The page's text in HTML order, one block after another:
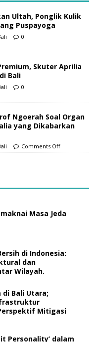
Ultah, Ponglik Kulik
Puspayoga
0
Skuter Aprilia
Bali
0
Ngoerah Soal Organ
yang Dikabarkan
Comments Off
Masa Jeda
di Indonesia:
dan
Wilayah.
di Bali Utara;
Mitigasi
Personality’ dalam